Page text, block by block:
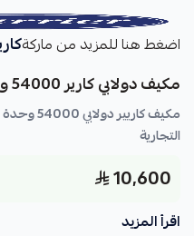
اضغط هنا للمزيد من ماركة
مكيف دولابي كارير 54000 وحدة بارد – 42SFS7B1A
مكيف
التجارية
10,600
اقرأ المزيد